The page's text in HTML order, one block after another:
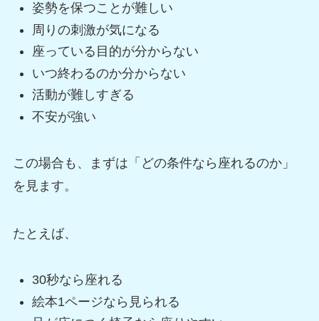
姿勢を保つことが難しい
周りの刺激が気になる
座っている目的が分からない
いつ終わるのか分からない
活動が難しすぎる
不安が強い
この場合も、まずは「どの条件なら座れるのか」
を見ます。
たとえば、
30秒なら座れる
絵本1ページなら見られる